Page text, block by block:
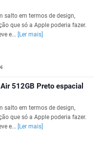
salto em termos de design,
que só a Apple poderia fazer.
e...
[Ler mais]
€
512GB Preto espacial
salto em termos de design,
que só a Apple poderia fazer.
e...
[Ler mais]